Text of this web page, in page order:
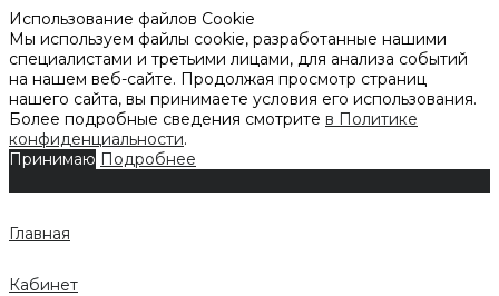
Использование файлов Cookie
Мы используем файлы cookie, разработанные нашими
специалистами и третьими лицами, для анализа событий
на нашем веб-сайте. Продолжая просмотр страниц
нашего сайта, вы принимаете условия его использования.
Более подробные сведения смотрите в Политике
конфиденциальности.
Принимаю Подробнее
Главная
Кабинет